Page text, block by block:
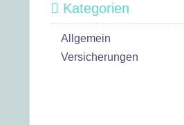
Kategorien
Allgemein
Versicherungen